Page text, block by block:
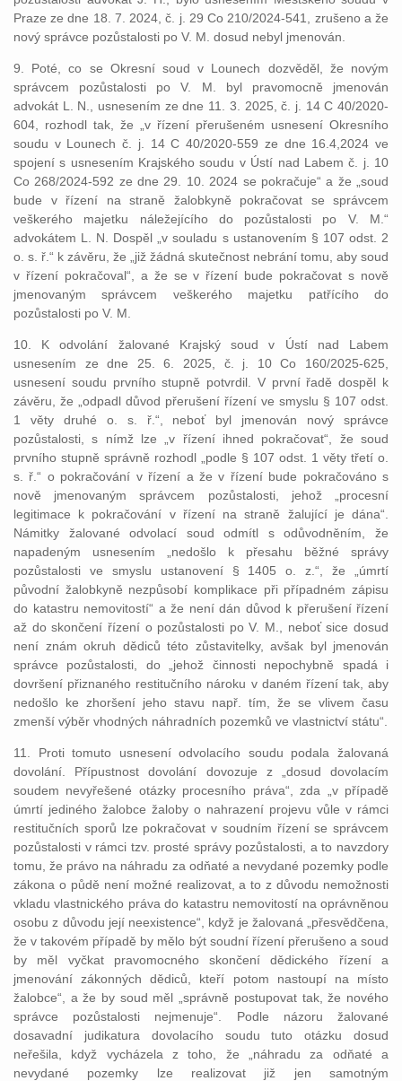
Praze ze dne 18. 7. 2024, č. j. 29 Co 210/2024-541, zrušeno a že
nový správce pozůstalosti po V. M. dosud nebyl jmenován.
9. Poté, co se Okresní soud v Lounech dozvěděl, že novým
správcem pozůstalosti po V. M. byl pravomocně jmenován
advokát L. N., usnesením ze dne 11. 3. 2025, č. j. 14 C 40/2020-
604, rozhodl tak, že „v řízení přerušeném usnesení Okresního
soudu v Lounech č. j. 14 C 40/2020-559 ze dne 16.4,2024 ve
spojení s usnesením Krajského soudu v Ústí nad Labem č. j. 10
Co 268/2024-592 ze dne 29. 10. 2024 se pokračuje“ a že „soud
bude v řízení na straně žalobkyně pokračovat se správcem
veškerého majetku náležejícího do pozůstalosti po V. M.“
advokátem L. N. Dospěl „v souladu s ustanovením § 107 odst. 2
o. s. ř.“ k závěru, že „již žádná skutečnost nebrání tomu, aby soud
v řízení pokračoval“, a že se v řízení bude pokračovat s nově
jmenovaným správcem veškerého majetku patřícího do
pozůstalosti po V. M.
10. K odvolání žalované Krajský soud v Ústí nad Labem
usnesením ze dne 25. 6. 2025, č. j. 10 Co 160/2025-625,
usnesení soudu prvního stupně potvrdil. V první řadě dospěl k
závěru, že „odpadl důvod přerušení řízení ve smyslu § 107 odst.
1 věty druhé o. s. ř.“, neboť byl jmenován nový správce
pozůstalosti, s nímž lze „v řízení ihned pokračovat“, že soud
prvního stupně správně rozhodl „podle § 107 odst. 1 věty třetí o.
s. ř.“ o pokračování v řízení a že v řízení bude pokračováno s
nově jmenovaným správcem pozůstalosti, jehož „procesní
legitimace k pokračování v řízení na straně žalující je dána“.
Námitky žalované odvolací soud odmítl s odůvodněním, že
napadeným usnesením „nedošlo k přesahu běžné správy
pozůstalosti ve smyslu ustanovení § 1405 o. z.“, že „úmrtí
původní žalobkyně nezpůsobí komplikace při případném zápisu
do katastru nemovitostí“ a že není dán důvod k přerušení řízení
až do skončení řízení o pozůstalosti po V. M., neboť sice dosud
není znám okruh dědiců této zůstavitelky, avšak byl jmenován
správce pozůstalosti, do „jehož činnosti nepochybně spadá i
dovršení přiznaného restitučního nároku v daném řízení tak, aby
nedošlo ke zhoršení jeho stavu např. tím, že se vlivem času
zmenší výběr vhodných náhradních pozemků ve vlastnictví státu“.
11. Proti tomuto usnesení odvolacího soudu podala žalovaná
dovolání. Přípustnost dovolání dovozuje z „dosud dovolacím
soudem nevyřešené otázky procesního práva“, zda „v případě
úmrtí jediného žalobce žaloby o nahrazení projevu vůle v rámci
restitučních sporů lze pokračovat v soudním řízení se správcem
pozůstalosti v rámci tzv. prosté správy pozůstalosti, a to navzdory
tomu, že právo na náhradu za odňaté a nevydané pozemky podle
zákona o půdě není možné realizovat, a to z důvodu nemožnosti
vkladu vlastnického práva do katastru nemovitostí na oprávněnou
osobu z důvodu její neexistence“, když je žalovaná „přesvědčena,
že v takovém případě by mělo být soudní řízení přerušeno a soud
by měl vyčkat pravomocného skončení dědického řízení a
jmenování zákonných dědiců, kteří potom nastoupí na místo
žalobce“, a že by soud měl „správně postupovat tak, že nového
správce pozůstalosti nejmenuje“. Podle názoru žalované
dosavadní judikatura dovolacího soudu tuto otázku dosud
neřešila, když vycházela z toho, že „náhradu za odňaté a
nevydané pozemky lze realizovat již jen samotným